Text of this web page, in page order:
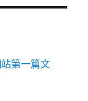
第一篇文